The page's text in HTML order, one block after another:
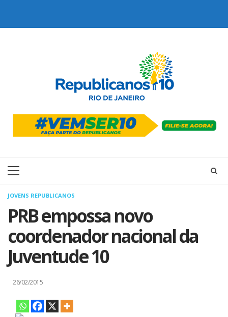
Primary
JOVENS REPUBLICANOS
PRB empossa novo
coordenador nacional da
Juventude 10
26/02/2015